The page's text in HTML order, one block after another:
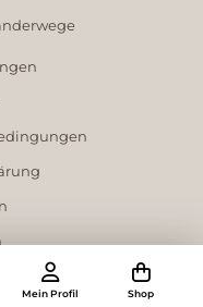
Mein Profil Shop